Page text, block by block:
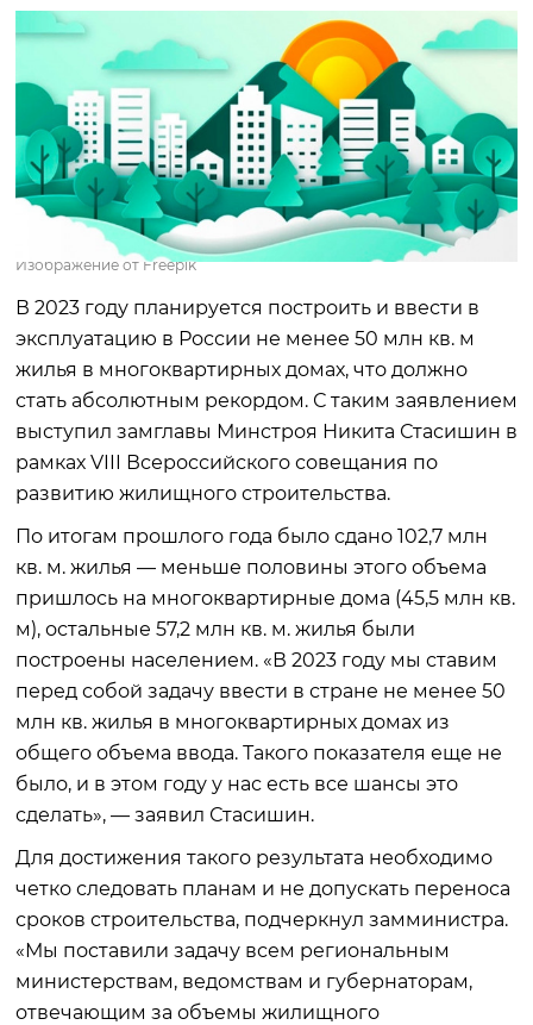
Изображение от Freepik
В 2023 году планируется построить и ввести в
эксплуатацию в России не менее 50 млн кв. м
жилья в многоквартирных домах, что должно
стать абсолютным рекордом. С таким заявлением
выступил замглавы Минстроя Никита Стасишин в
рамках VIII Всероссийского совещания по
развитию жилищного строительства.
По итогам прошлого года было сдано 102,7 млн
кв. м. жилья — меньше половины этого объема
пришлось на многоквартирные дома (45,5 млн кв.
м), остальные 57,2 млн кв. м. жилья были
построены населением. «В 2023 году мы ставим
перед собой задачу ввести в стране не менее 50
млн кв. жилья в многоквартирных домах из
общего объема ввода. Такого показателя еще не
было, и в этом году у нас есть все шансы это
сделать», — заявил Стасишин.
Для достижения такого результата необходимо
четко следовать планам и не допускать переноса
сроков строительства, подчеркнул замминистра.
«Мы поставили задачу всем региональным
министерствам, ведомствам и губернаторам,
отвечающим за объемы жилищного